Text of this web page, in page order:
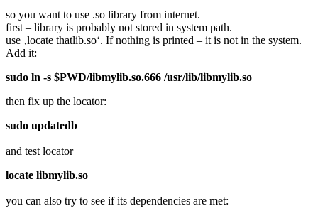
so you want to use .so library from internet.
first – library is probably not stored in system path.
use ‚locate thatlib.so‘. If nothing is printed – it is not in the system.
Add it:
sudo ln -s $PWD/libmylib.so.666 /usr/lib/libmylib.so
then fix up the locator:
sudo updatedb
and test locator
locate libmylib.so
you can also try to see if its dependencies are met: